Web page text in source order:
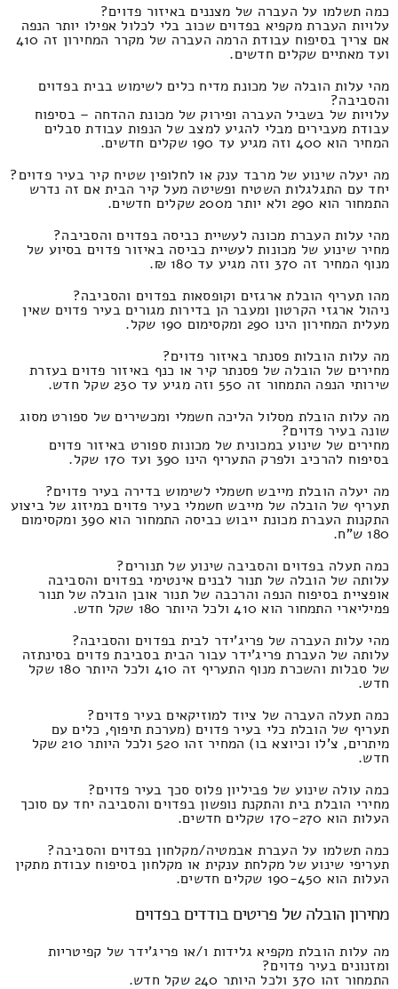
כמה תשלמו על העברה של מצננים באיזור פדוים?
עלויות העברת מקפיא בפדוים שכוב בלי לכלול אפילו יותר הנפה
אם צריך בסיפוח עבודת הרמה העברה של מקרר המחירון זה 410
ועד מאתיים שקלים חדשים.
מהי עלות הובלה של מכונת מדיח כלים לשימוש בבית בפדוים
והסביבה?
עלויות של בשביל העברה ופירוק של מכונת ההדחה – בסיפוח
עבודת מעבירים מבלי להגיע למצב של הנפות עבודת סבלים
המחיר הוא 400 וזה מגיע עד 190 שקלים חדשים.
מה יעלה שינוע של מרבד ענק או לחלופין שטיח קיר בעיר פדוים?
יחד עם התגלגלות השטיח ופשיטה מעל קיר הבית אם זה נדרש
התמחור הוא 290 ולא יותר מ200 שקלים חדשים.
מהי עלות העברת מכונה לעשיית כביסה בפדוים והסביבה?
מחיר שינוע של מכונות לעשיית כביסה באיזור פדוים בסיוע של
מנוף המחיר זה 370 וזה מגיע עד 180 ₪.
מהו תעריף הובלת ארגזים וקופסאות בפדוים והסביבה?
ניהול ארגזי הקרטון ומעבר הן בדירות מגורים בעיר פדוים שאין
מעלית המחירון הינו 290 ומקסימום 190 שקל.
מה עלות הובלות פסנתר באיזור פדוים?
מחירים של הובלה של פסנתר קיר או כנף באיזור פדוים בעזרת
שירותי הנפה התמחור זה 550 וזה מגיע עד 230 שקל חדש.
מה עלות הובלת מסלול הליכה חשמלי ומכשירים של ספורט מסוג
שונה בעיר פדוים?
מחירים של שינוע במכונית של מכונות ספורט באיזור פדוים
בסיפוח להרכיב ולפרק התעריף הינו 390 ועד 170 שקל.
מה יעלה הובלת מייבש חשמלי לשימוש בדירה בעיר פדוים?
תעריף של הובלה של מייבש חשמלי בעיר פדוים במיזוג של ביצוע
התקנות העברת מכונת ייבוש כביסה התמחור הוא 390 ומקסימום
180 ש"ח.
כמה תעלה בפדוים והסביבה שינוע של תנורים?
עלותה של הובלה של תנור לבנים אינטימי בפדוים והסביבה
אופציית בסיפוח הנפה והרכבה של תנור אובן הובלה של תנור
פמיליארי התמחור הוא 410 ולכל היותר 180 שקל חדש.
מהי עלות העברה של פריג'ידר לבית בפדוים והסביבה?
עלותה של העברת פריג'ידר עבור הבית בסביבת פדוים בסינתזה
של סבלות והשכרת מנוף התעריף זה 410 ולכל היותר 180 שקל
חדש.
כמה תעלה העברה של ציוד למוזיקאים בעיר פדוים?
תעריף של הובלת כלי בעיר פדוים (מערכת תיפוף, כלים עם
מיתרים, צ'לו וכיוצא בו) המחיר זהו 520 ולכל היותר 210 שקל
חדש.
כמה עולה שינוע של פביליון פלוס סכך בעיר פדוים?
מחירי הובלת בית והתקנת נופשון בפדוים והסביבה יחד עם סוכך
העלות הוא 170-270 שקלים חדשים.
כמה תשלמו על העברת אבמטיה/מקלחון בפדוים והסביבה?
תעריפי שינוע של מקלחת ענקית או מקלחון בסיפוח עבודת מתקין
העלות הוא 190-450 שקלים חדשים.
מחירון הובלה של פריטים בודדים בפדוים
מה עלות הובלת מקפיא גלידות ו/או פריג'ידר של קפיטריות
ומזנונים בעיר פדוים?
התמחור זהו 370 ולכל היותר 240 שקל חדש.